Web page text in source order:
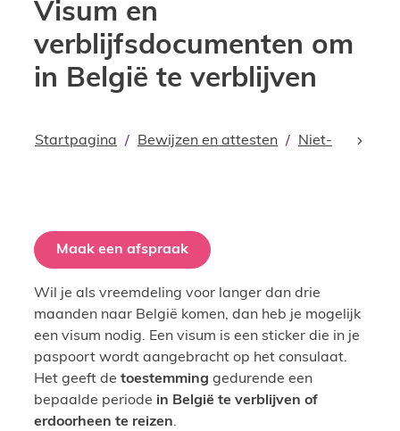
Visum en
verblijfsdocumenten om
in België te verblijven
Startpagina Bewijzen en attesten Niet-Belgen
Maak een afspraak
Wil je als vreemdeling voor langer dan drie
maanden naar België komen, dan heb je mogelijk
een visum nodig. Een visum is een sticker die in je
paspoort wordt aangebracht op het consulaat.
Het geeft de toestemming gedurende een
bepaalde periode in België te verblijven of
erdoorheen te reizen.